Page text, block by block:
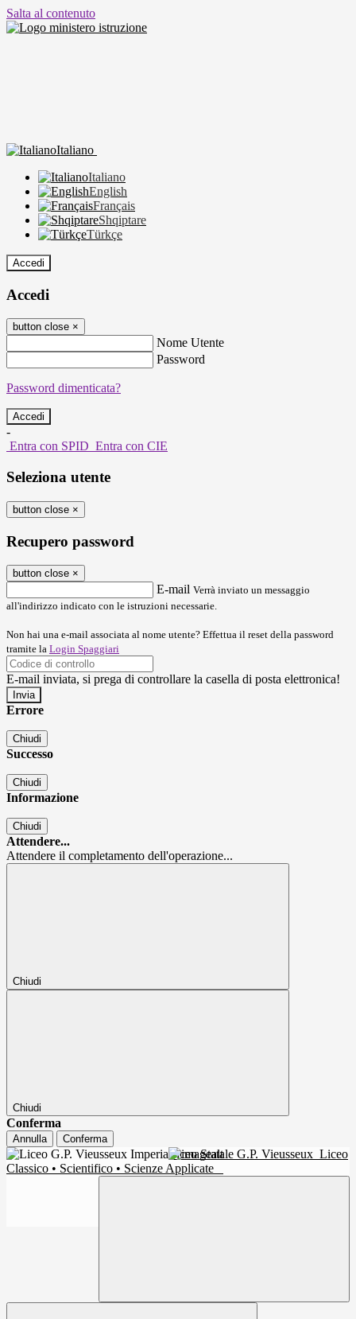
Salta al contenuto
Italiano
Italiano
English
Français
Shqiptare
Türkçe
Accedi
Accedi
button close ×
Nome Utente
Password
Password dimenticata?
-
Entra con SPID Entra con CIE
Seleziona utente
button close ×
Recupero password
button close ×
E-mail Verrà inviato un messaggio
all'indirizzo indicato con le istruzioni necessarie.
Non hai una e-mail associata al nome utente? Effettua il reset della password
tramite la Login Spaggiari
E-mail inviata, si prega di controllare la casella di posta elettronica!
Errore
Chiudi
Successo
Chiudi
Informazione
Chiudi
Attendere...
Attendere il completamento dell'operazione...
Chiudi
Chiudi
Conferma
Annulla Conferma
Liceo Statale G.P. Vieusseux Liceo
Classico • Scientifico • Scienze Applicate